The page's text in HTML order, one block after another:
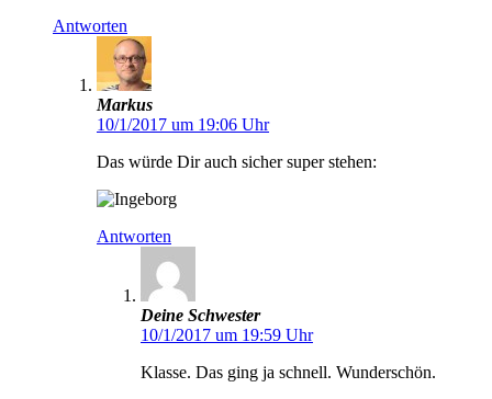
Antworten
Markus
10/1/2017 um 19:06 Uhr
Das würde Dir auch sicher super stehen:
Antworten
Deine Schwester
10/1/2017 um 19:59 Uhr
Klasse. Das ging ja schnell. Wunderschön.